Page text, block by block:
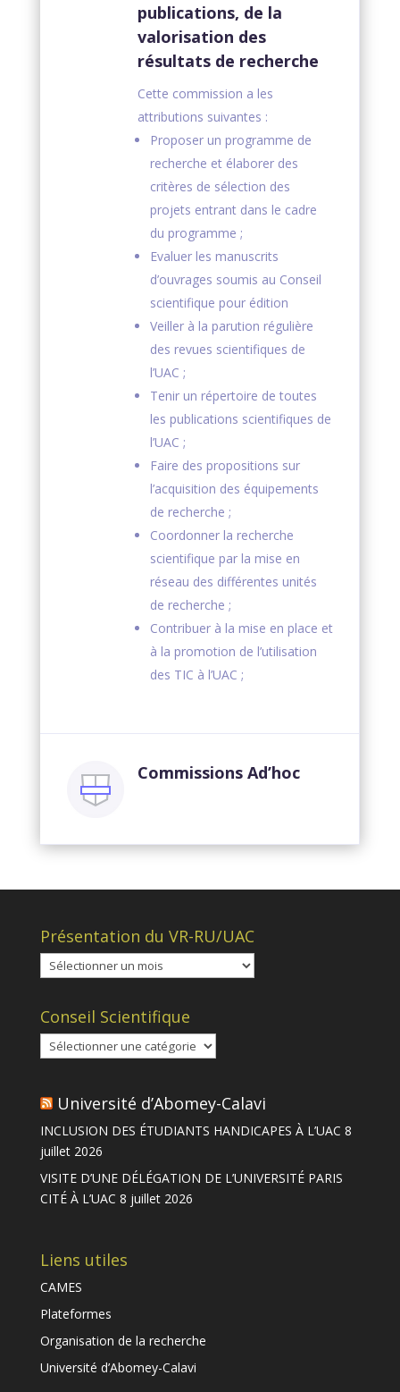
publications, de la
valorisation des
résultats de recherche
Cette commission a les
attributions suivantes :
Proposer un programme de
recherche et élaborer des
critères de sélection des
projets entrant dans le cadre
du programme ;
Evaluer les manuscrits
d’ouvrages soumis au Conseil
scientifique pour édition
Veiller à la parution régulière
des revues scientifiques de
l’UAC ;
Tenir un répertoire de toutes
les publications scientifiques de
l’UAC ;
Faire des propositions sur
l’acquisition des équipements
de recherche ;
Coordonner la recherche
scientifique par la mise en
réseau des différentes unités
de recherche ;
Contribuer à la mise en place et
à la promotion de l’utilisation
des TIC à l’UAC ;
Commissions Ad’hoc
Présentation du VR-RU/UAC
Présentation
du
RU/UAC
Conseil Scientifique
Conseil
Scientifique
Université d’Abomey-Calavi
INCLUSION DES ÉTUDIANTS HANDICAPES À L’UAC 8
juillet 2026
VISITE D’UNE DÉLÉGATION DE L’UNIVERSITÉ PARIS
CITÉ À L’UAC 8 juillet 2026
Liens utiles
CAMES
Plateformes
Organisation de la recherche
Université d’Abomey-Calavi